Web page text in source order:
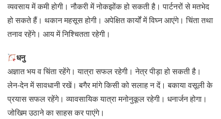
व्यवसाय में कमी होगी। नौकरी में नोकझोंक हो सकती है। पार्टनरों से मतभेद
हो सकते हैं। थकान महसूस होगी। अपेक्षित कार्यों में विघ्न आएंगे। चिंता तथा
तनाव रहेंगे। आय में निश्चितता रहेगी।
धनु
अज्ञात भय व चिंता रहेंगे। यात्रा सफल रहेगी। नेत्र पीड़ा हो सकती है।
लेन-देन में सावधानी रखें। बगैर मांगे किसी को सलाह न दें। बकाया वसूली के
प्रयास सफल रहेंगे। व्यावसायिक यात्रा मनोनुकूल रहेगी। धनार्जन होगा।
जोखिम उठाने का साहस कर पाएंगे।